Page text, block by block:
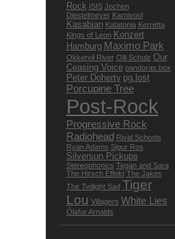
Rock ISIS Jochen
Diestelmeyer Karnivool
Kasabian Katatonia Kerretta
Kings of Leon Konzert
Hamburg Maximo Park
Okkervil River Olli Schulz Our
Ceasing Voice pandoras.box
Peter Doherty pg.lost
Porcupine Tree
Post-Rock
Progressive Rock
Radiohead Rival Schools
Ryan Adams Sigur Ros
Silversun Pickups
Stereophonics Tegan and Sara
The Hirsch Effekt The Jakes
The Twilight Sad Tiger
Lou Villagers White Lies
Ólafur Arnalds